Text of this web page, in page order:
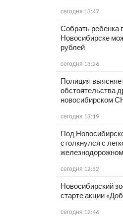
сегодня 13:47
Собрать ребенка
Новосибирске
рублей
сегодня 13:26
Полиция
обстоятельства
новосибирском
сегодня 13:19
Под
столкнулся с
железнодорожном
сегодня 12:52
Новосибирский
старте акции
сегодня 12:46